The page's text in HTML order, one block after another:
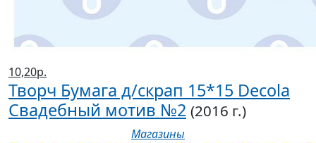
10,20р.
Творч Бумага д/скрап 15*15 Decola
Свадебный мотив №2 (2016 г.)
Магазины